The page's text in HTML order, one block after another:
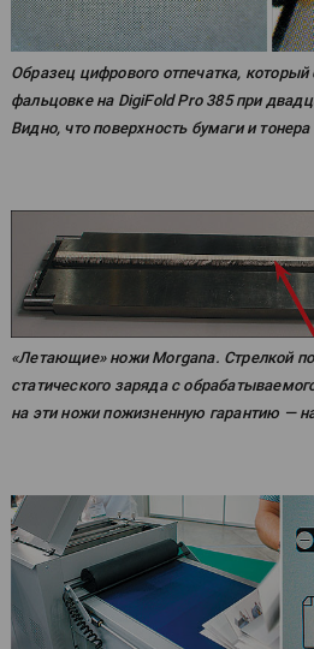
Образец цифрового отпечатка, который
фальцовке на DigiFold Pro 385 при
Видно, что поверхность бумаги и
«Летающие» ножи Morgana. Стрелкой
статического заряда с
на эти ножи пожизненную гарантию —